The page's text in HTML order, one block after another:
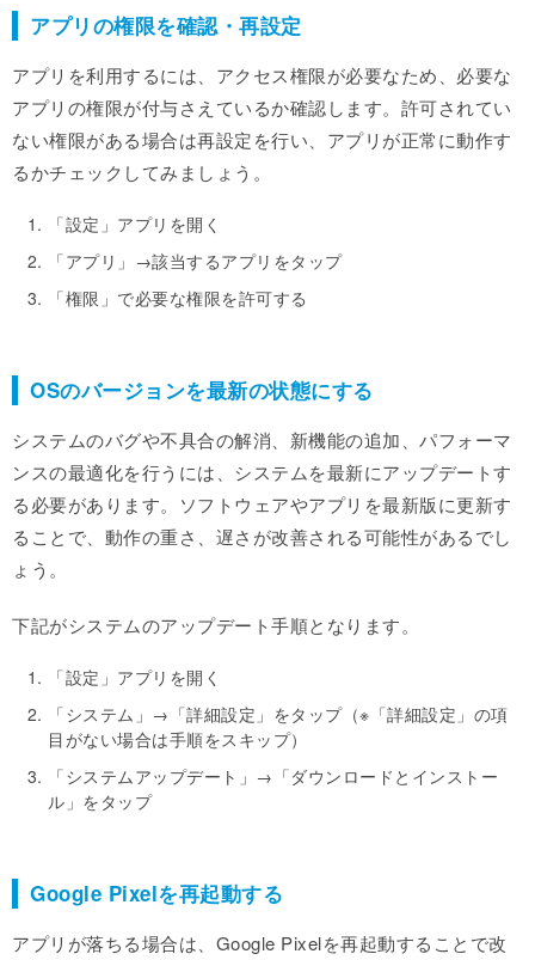
アプリの権限を確認・再設定
アプリを利用するには、アクセス権限が必要なため、必要な
アプリの権限が付与さえているか確認します。許可されてい
ない権限がある場合は再設定を行い、アプリが正常に動作す
るかチェックしてみましょう。
「設定」アプリを開く
「アプリ」→該当するアプリをタップ
「権限」で必要な権限を許可する
OSのバージョンを最新の状態にする
システムのバグや不具合の解消、新機能の追加、パフォーマ
ンスの最適化を行うには、システムを最新にアップデートす
る必要があります。ソフトウェアやアプリを最新版に更新す
ることで、動作の重さ、遅さが改善される可能性があるでし
ょう。
下記がシステムのアップデート手順となります。
「設定」アプリを開く
「システム」→「詳細設定」をタップ（※「詳細設定」の項
目がない場合は手順をスキップ）
「システムアップデート」→「ダウンロードとインストー
ル」をタップ
Google Pixelを再起動する
アプリが落ちる場合は、Google Pixelを再起動することで改